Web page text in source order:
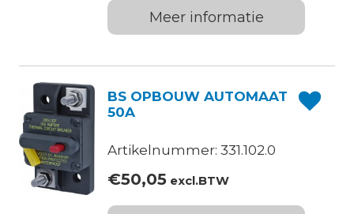
Meer informatie
BS OPBOUW AUTOMAAT
50A
Artikelnummer: 331.102.0
€50,05 excl.BTW